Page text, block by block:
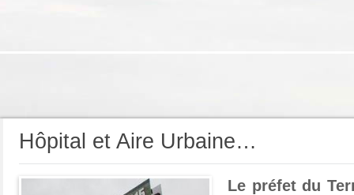
Hôpital et Aire Urbaine…
Le préfet du